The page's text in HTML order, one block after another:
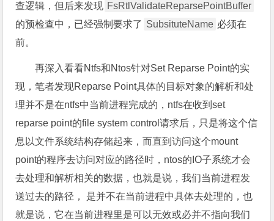
查逻辑，但后来发现 FsRtlValidateReparsePointBuffer
的预检查中，已经强制要求了 SubsituteName 必须在
前。
再深入看看Ntfs和Ntos针对Set Reparse Point的实
现，笔者发现Reparse Point具体的目标对象的解析和处
理并不是在ntfs中当前进程完成的，ntfs在收到set
reparse point的file system control请求后，只是将这个信
息以文件系统结构存储起来，而直到访问这个mount
point的程序去访问对应的路径时，ntos的IO子系统才会
去处理和解析相关的数据，也就是说，我们当前进程发
送过去的路径， 是并不在当前进程中具体去处理的，也
就是说，它在当前进程里是可以无效或必并不指向我们